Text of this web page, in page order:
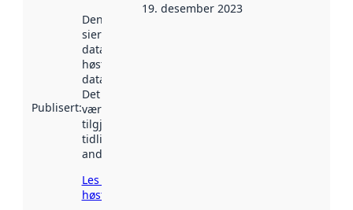
Publisert:
Denne datoen
sier når
datasettet ble
høstet av
data.norge.no.
Det kan ha
vært
tilgjengelig
tidligere
andre steder.
Les mer om
høsting her
19. desember 2023